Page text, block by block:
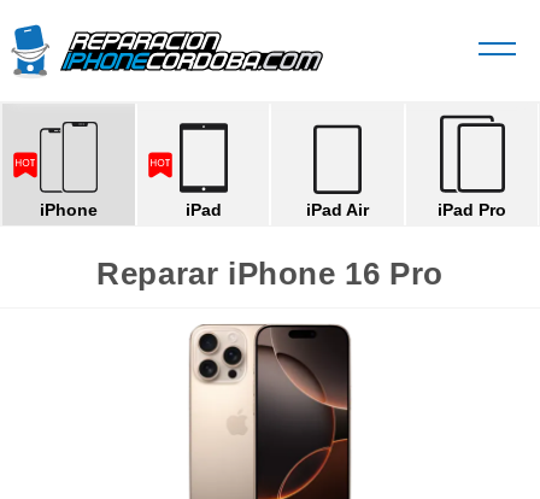
iPhone iPad iPad Air iPad Pro
Reparar iPhone 16 Pro